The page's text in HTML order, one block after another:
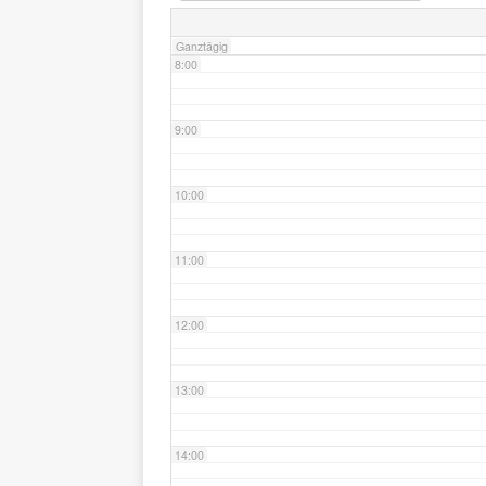
Ganztägig
8:00
9:00
10:00
11:00
12:00
13:00
14:00